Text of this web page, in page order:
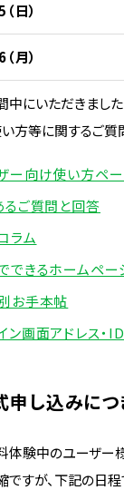
日）
月）
中にいただきまし
い方等に関するご
ー向け使い方ペ
るご質問と回答
ラム
できるホームペ
お手本帖
ン画面アドレス・
申し込みにつ
体験中のユーザー
ですが、下記の日程